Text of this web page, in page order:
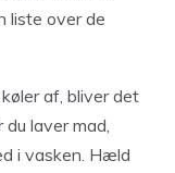
liste over de
af, bliver det
laver mad,
i vasken. Hæld